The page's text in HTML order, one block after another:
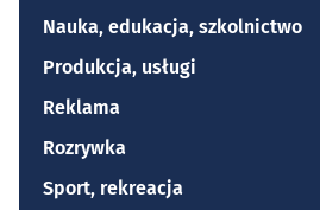
Nauka, edukacja, szkolnictwo
Produkcja, usługi
Reklama
Rozrywka
Sport, rekreacja